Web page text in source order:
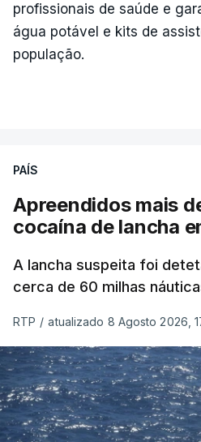
profissionais de saúde e
água potável e kits de
população.
PAÍS
Apreendidos mais
cocaína de lancha
A lancha suspeita foi
cerca de 60 milhas
RTP / atualizado 8 Agosto 2026,